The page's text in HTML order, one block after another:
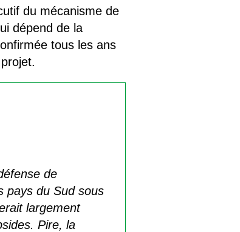
du mécanisme de
dépend de la
tous les ans
de
pays du Sud sous
largement
Pire, la